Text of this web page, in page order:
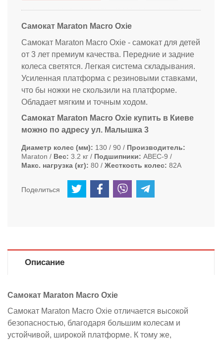
Самокат Maraton Macro Oxie
Самокат Maraton Macro Oxie - самокат для детей
от 3 лет премиум качества. Передние и задние
колеса светятся. Легкая система складывания.
Усиленная платформа с резиновыми ставками,
что бы ножки не скользили на платформе.
Обладает мягким и точным ходом.
Самокат Maraton Macro Oxie купить в Киеве
можно по адресу ул. Малышка 3
Диаметр колес (мм) 130 / 90
Производитель
Maraton
Вес 3.2 кг Подшипники
ABEC-9
Макс. нагрузка (кг)
80 Жесткость колес 82А
Поделиться
Описание
Самокат Maraton Macro Oxie
Самокат Maraton Macro Oxie отличается высокой
безопасностью, благодаря большим колесам и
устойчивой, широкой платформе. К тому же,